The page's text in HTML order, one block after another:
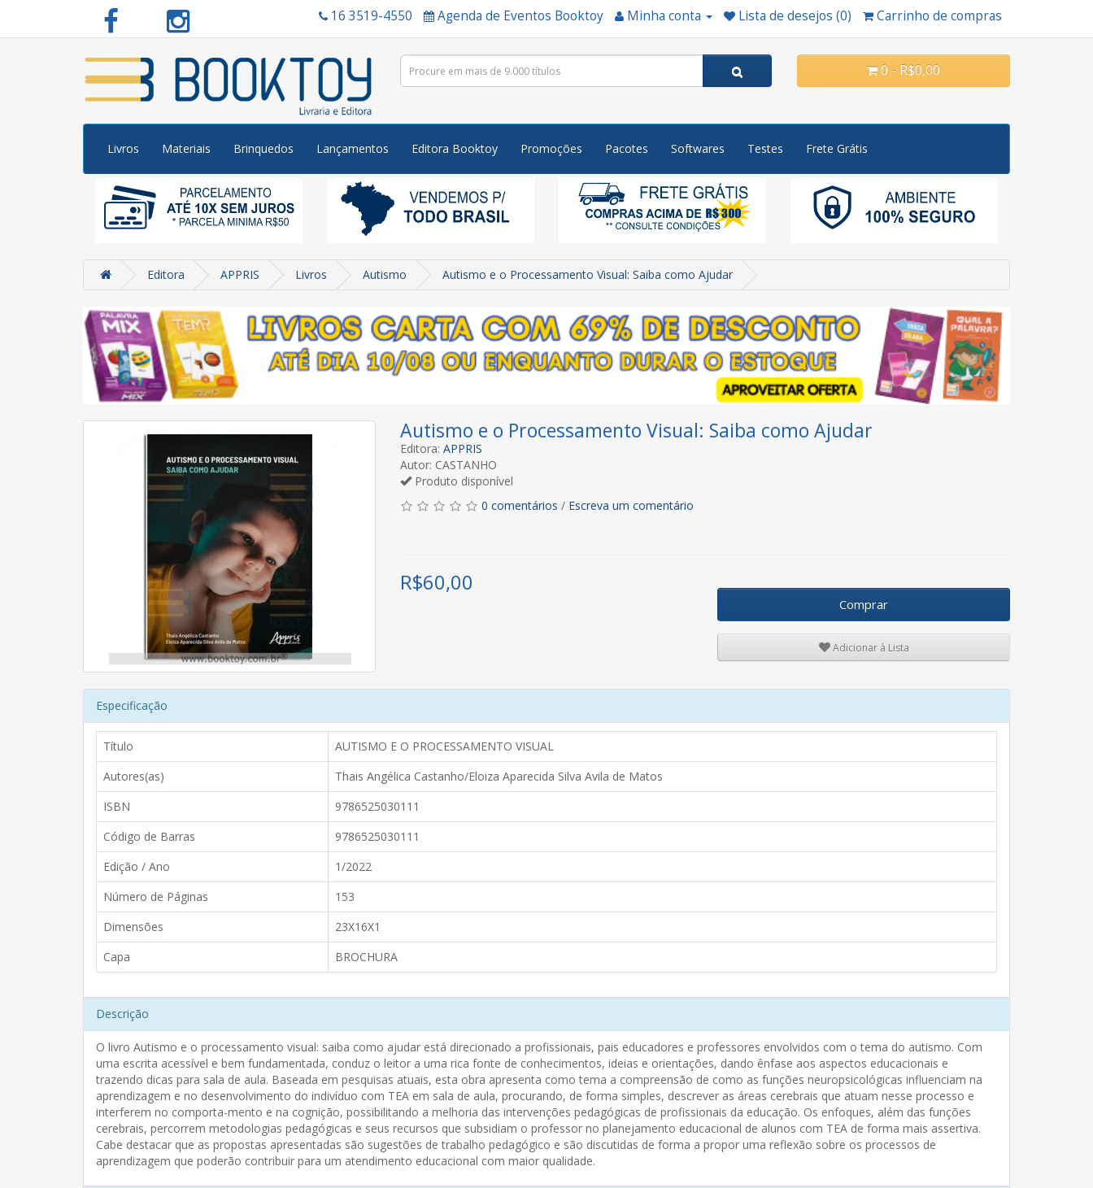
16 3519-4550 Agenda de Eventos Booktoy Minha conta Lista de desejos (0) Carrinho de compras
0 - R$0,00
Livros Materiais Brinquedos Lançamentos Editora Booktoy Promoções Pacotes Softwares Testes Frete Grátis
Editora APPRIS Livros Autismo Autismo e o Processamento Visual: Saiba como Ajudar
Autismo e o Processamento Visual: Saiba como Ajudar
Editora: APPRIS
Autor: CASTANHO
Produto disponível
0 comentários / Escreva um comentário
R$60,00
Comprar
Adicionar à Lista
Especificação
Título
AUTISMO E O PROCESSAMENTO VISUAL
Autores(as)
Thais Angélica Castanho/Eloiza Aparecida Silva Avila de Matos
ISBN
9786525030111
Código de Barras
9786525030111
Edição / Ano
1/2022
Número de Páginas
153
Dimensões
23X16X1
Capa
BROCHURA
Descrição
O livro Autismo e o processamento visual: saiba como ajudar está direcionado a profissionais, pais educadores e professores envolvidos com o tema do autismo. Com
uma escrita acessível e bem fundamentada, conduz o leitor a uma rica fonte de conhecimentos, ideias e orientações, dando ênfase aos aspectos educacionais e
trazendo dicas para sala de aula. Baseada em pesquisas atuais, esta obra apresenta como tema a compreensão de como as funções neuropsicológicas influenciam na
aprendizagem e no desenvolvimento do indivíduo com TEA em sala de aula, procurando, de forma simples, descrever as áreas cerebrais que atuam nesse processo e
interferem no comporta-mento e na cognição, possibilitando a melhoria das intervenções pedagógicas de profissionais da educação. Os enfoques, além das funções
cerebrais, percorrem metodologias pedagógicas e seus recursos que subsidiam o professor no planejamento educacional de alunos com TEA de forma mais assertiva.
Cabe destacar que as propostas apresentadas são sugestões de trabalho pedagógico e são discutidas de forma a propor uma reflexão sobre os processos de
aprendizagem que poderão contribuir para um atendimento educacional com maior qualidade.